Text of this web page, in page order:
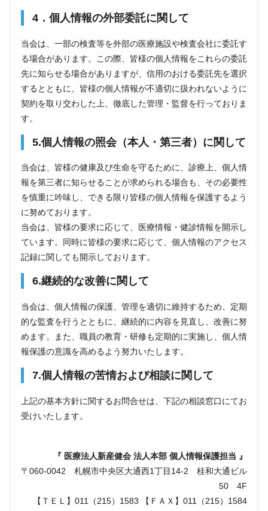
4．個人情報の外部委託に関して
当会は、一部の検査等を外部の医療施設や検査会社に委託す
る場合があります。この際、皆様の個人情報をこれらの委託
先に知らせる場合がありますが、信用のおける委託先を選択
するとともに、皆様の個人情報が不適切に扱われないように
契約を取り交わした上、徹底した管理・監督を行っておりま
す。
5.個人情報の照会（本人・第三者）に関して
当会は、皆様の健康及び生命を守るために、診療上、個人情
報を第三者に知らせることが求められる場合も、その必要性
を慎重に吟味し、できる限り皆様の個人情報を保護するよう
に努めております。
当会は、皆様の要求に応じて、医療情報・健診情報を開示し
ています。同時に皆様の要求に応じて、個人情報のアクセス
記録に関しても開示しております。
6.継続的な改善に関して
当会は、個人情報の保護、管理を適切に維持するため、定期
的な監査を行うとともに、継続的に内容を見直し、改善に努
めます。また、職員の教育・研修も定期的に実施し、個人情
報保護の意識を高めるよう努力いたします。
7.個人情報の苦情および相談に関して
上記の基本方針に関するお問合せは、下記の相談窓口にてお
受けいたします。
『 医療法人新産健会 法人本部 個人情報保護担当 』
〒060-0042 札幌市中央区大通西1丁目14-2 桂和大通ビル
50 4F
【ＴＥＬ】011（215）1583 【ＦＡＸ】011（215）1584